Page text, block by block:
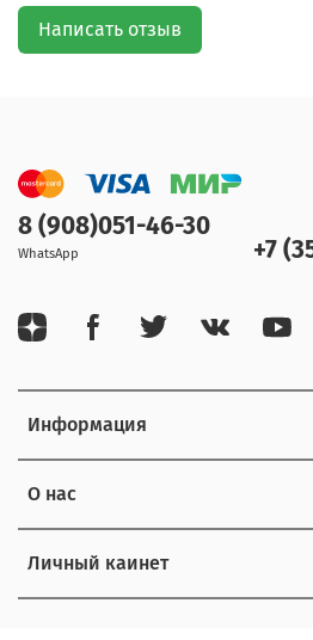
Написать отзыв
Информация
О нас
Личный каинет
8 (908)051-46-30
WhatsApp +7